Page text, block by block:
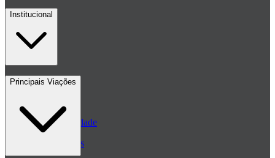
Institucional
Contato
Políticas de Privacidade
Passagens de ônibus
Principais Viações